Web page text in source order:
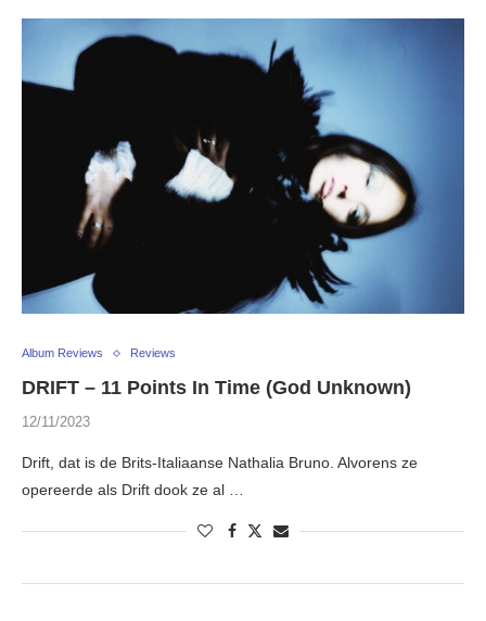
Album Reviews Reviews
DRIFT – 11 Points In Time (God Unknown)
12/11/2023
Drift, dat is de Brits-Italiaanse Nathalia Bruno. Alvorens ze
opereerde als Drift dook ze al …